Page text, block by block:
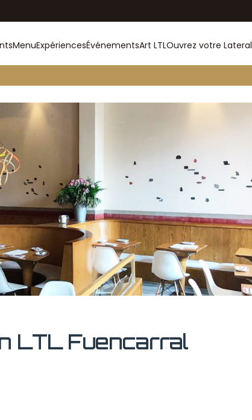
MenuExpériencesÉvénementsArt LTLOuvrez votre Lateral
LTL Fuencarral